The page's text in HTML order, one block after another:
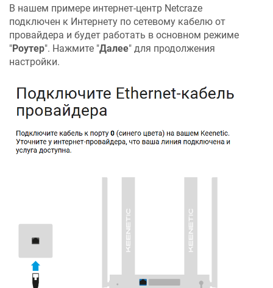
В нашем примере интернет-центр Netcraze
подключен к Интернету по сетевому кабелю от
провайдера и будет работать в основном режиме
"Роутер". Нажмите "Далее" для продолжения
настройки.